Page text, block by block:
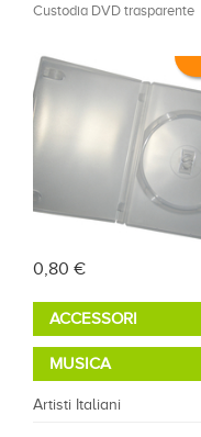
Custodia DVD trasparente
0,80 €
ACCESSORI
MUSICA
Artisti Italiani